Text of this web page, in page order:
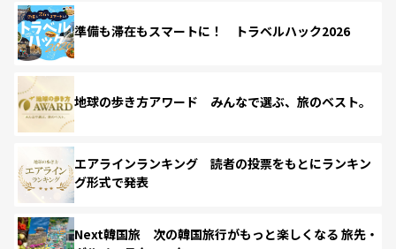
準備も滞在もスマートに！ トラベルハック2026
地球の歩き方アワード みんなで選ぶ、旅のベスト。
エアラインランキング 読者の投票をもとにランキン
グ形式で発表
Next韓国旅 次の韓国旅行がもっと楽しくなる 旅先・